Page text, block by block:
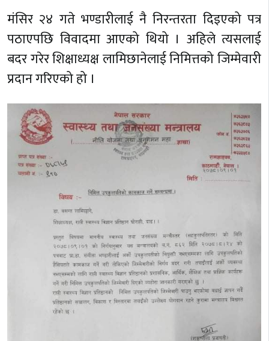
मंसिर २४ गते भण्डारीलाई नै निरन्तरता दिइएको पत्र
पठाएपछि विवादमा आएको थियो । अहिले त्यसलाई
बदर गरेर शिक्षाध्यक्ष लामिछानेलाई निमित्तको जिम्मेवारी
प्रदान गरिएको हो ।